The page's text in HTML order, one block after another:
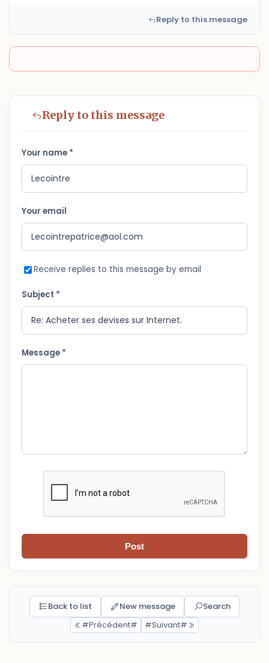
Reply to this message
Reply to this message
Your name *
Your email
Receive replies to this message by email
Subject *
Message *
Post
Back to list New message
Search
#Précédent#
#Suivant#